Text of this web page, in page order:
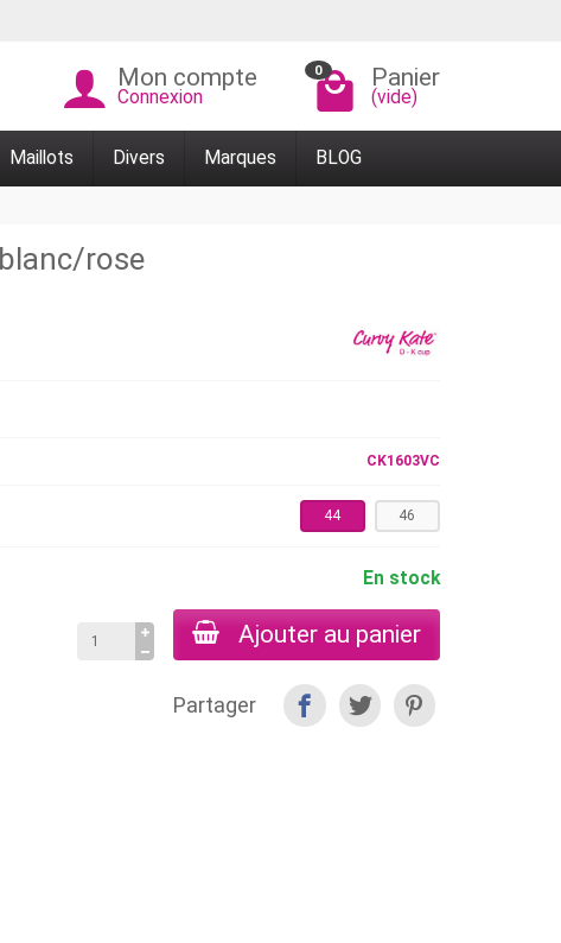
Mon compte
Connexion
0 Panier
(vide)
Maillots Divers Marques BLOG
rose
CK1603VC
44 46
En stock
Ajouter au panier
Partager